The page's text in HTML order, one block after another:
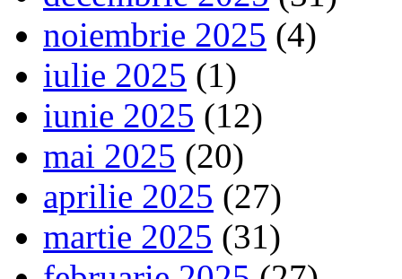
noiembrie 2025 (4)
iulie 2025 (1)
iunie 2025 (12)
mai 2025 (20)
aprilie 2025 (27)
martie 2025 (31)